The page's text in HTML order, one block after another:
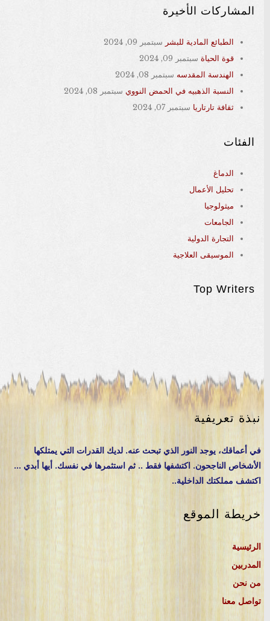
المشاركات الأخيرة
الطبائع المادية للبشر سبتمبر 09, 2024
قوة الحياة سبتمبر 09, 2024
الهندسة المقدسه سبتمبر 08, 2024
النسبة الذهبيه في الحمض النووي سبتمبر 08, 2024
ثقافة تارتاريا سبتمبر 07, 2024
الفئات
الدماغ
تحليل الأعمال
ميثولوجيا
الجامعات
التجارة الدولية
الموسيقى العلاجية
Top Writers
نبذة تعريفية
في أعماقك، يوجد النور الذي تبحث عنه. لديك القدرات التي يمتلكها
الأشخاص الناجحون. اكتشفها فقط .. ثم استثمرها في نفسك. أيها أبدي ...
اكتشف مملكتك الداخلية..
خريطة الموقع
الرئيسية
المدربين
من نحن
تواصل معنا